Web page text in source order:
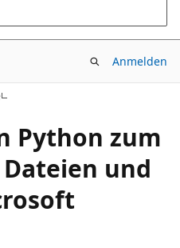
Anmelden
Python zum
und